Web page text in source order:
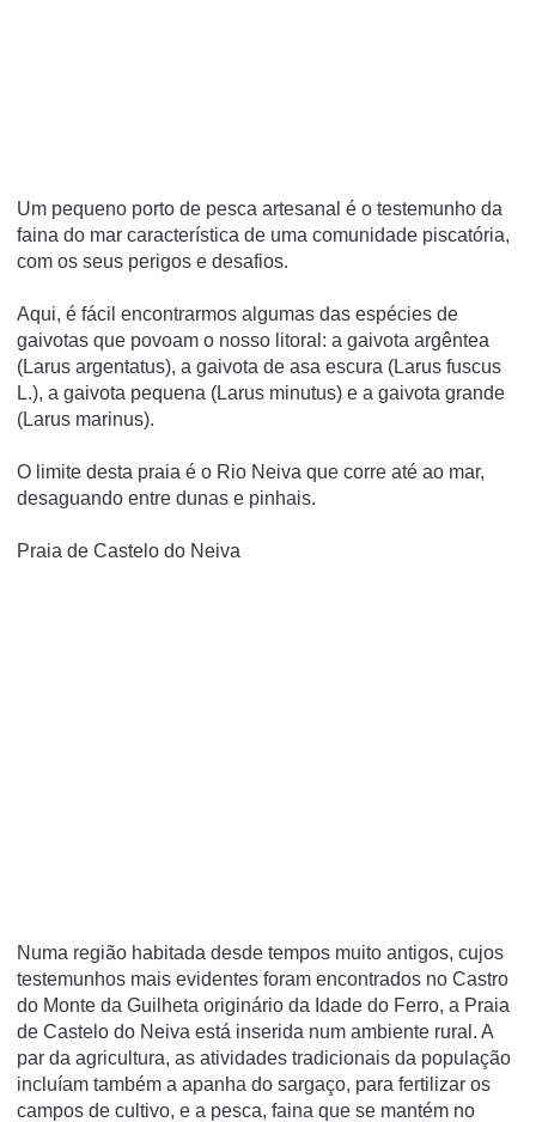
Um pequeno porto de pesca artesanal é o testemunho da
faina do mar característica de uma comunidade piscatória,
com os seus perigos e desafios.
Aqui, é fácil encontrarmos algumas das espécies de
gaivotas que povoam o nosso litoral: a gaivota argêntea
(Larus argentatus), a gaivota de asa escura (Larus fuscus
L.), a gaivota pequena (Larus minutus) e a gaivota grande
(Larus marinus).
O limite desta praia é o Rio Neiva que corre até ao mar,
desaguando entre dunas e pinhais.
Praia de Castelo do Neiva
Numa região habitada desde tempos muito antigos, cujos
testemunhos mais evidentes foram encontrados no Castro
do Monte da Guilheta originário da Idade do Ferro, a Praia
de Castelo do Neiva está inserida num ambiente rural. A
par da agricultura, as atividades tradicionais da população
incluíam também a apanha do sargaço, para fertilizar os
campos de cultivo, e a pesca, faina que se mantém no